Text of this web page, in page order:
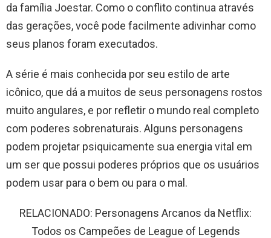
da família Joestar. Como o conflito continua através
das gerações, você pode facilmente adivinhar como
seus planos foram executados.
A série é mais conhecida por seu estilo de arte
icônico, que dá a muitos de seus personagens rostos
muito angulares, e por refletir o mundo real completo
com poderes sobrenaturais. Alguns personagens
podem projetar psiquicamente sua energia vital em
um ser que possui poderes próprios que os usuários
podem usar para o bem ou para o mal.
RELACIONADO: Personagens Arcanos da Netflix:
Todos os Campeões de League of Legends